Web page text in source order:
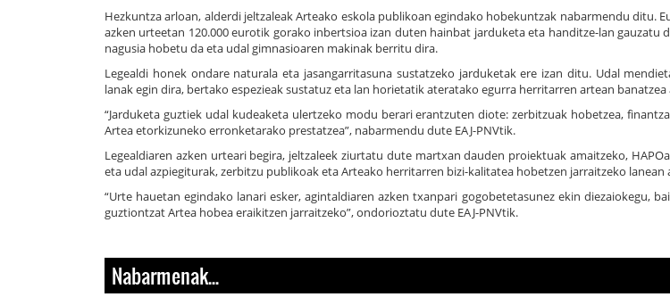
Hezkuntza arloan, alderdi jeltzaleak Arteako eskola publikoan egindako hobekuntzak nabarmendu ditu.
azken urteetan 120.000 eurotik gorako inbertsioa izan duten hainbat jarduketa eta handitze-lan gauzatu
nagusia hobetu da eta udal gimnasioaren makinak berritu dira.
Legealdi honek ondare naturala eta jasangarritasuna sustatzeko jarduketak ere izan ditu. Udal
lanak egin dira, bertako espezieak sustatuz eta lan horietatik ateratako egurra herritarren artean
“Jarduketa guztiek udal kudeaketa ulertzeko modu berari erantzuten diote: zerbitzuak hobetzea,
Artea etorkizuneko erronketarako prestatzea”, nabarmendu dute EAJ-PNVtik.
Legealdiaren azken urteari begira, jeltzaleek ziurtatu dute martxan dauden proiektuak amaitzeko,
eta udal azpiegiturak, zerbitzu publikoak eta Arteako herritarren bizi-kalitatea hobetzen jarraitzeko lanean
“Urte hauetan egindako lanari esker, agintaldiaren azken txanpari gogobetetasunez ekin diezaiokegu,
guztiontzat Artea hobea eraikitzen jarraitzeko”, ondorioztatu dute EAJ-PNVtik.
Nabarmenak...